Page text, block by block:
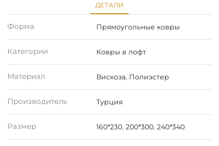
ДЕТАЛИ
Форма Прямоугольные ковры
Категории Ковры в лофт
Материал Вискоза, Полиэстер
Производитель Турция
Размер 160*230, 200*300, 240*340